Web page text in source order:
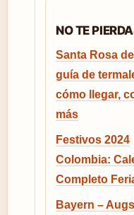
NO TE
Santa Rosa
guía de
cómo llegar,
más
Festivos 2024
Colombia:
Completo
Bayern –